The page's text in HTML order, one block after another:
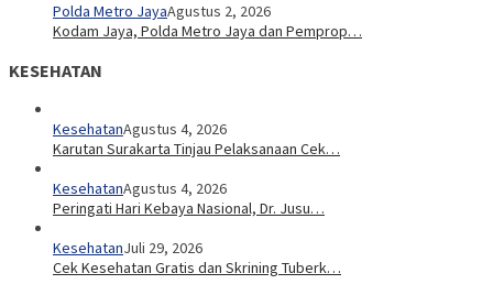
Polda Metro JayaAgustus 2, 2026
Kodam Jaya, Polda Metro Jaya dan Pemprop…
KESEHATAN
KesehatanAgustus 4, 2026
Karutan Surakarta Tinjau Pelaksanaan Cek…
KesehatanAgustus 4, 2026
Peringati Hari Kebaya Nasional, Dr. Jusu…
KesehatanJuli 29, 2026
Cek Kesehatan Gratis dan Skrining Tuberk…